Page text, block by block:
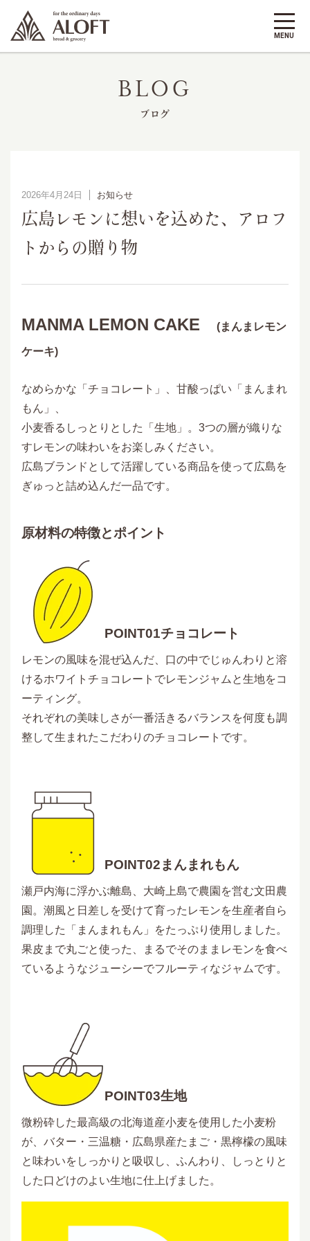
BLOG
ブログ
2026年4月24日 お知らせ
広島レモンに想いを込めた、アロフ
トからの贈り物
MANMA LEMON CAKE (まんまレモン
ケーキ)
なめらかな「チョコレート」、甘酸っぱい「まんまれ
もん」、
小麦香るしっとりとした「生地」。3つの層が織りな
すレモンの味わいをお楽しみください。
広島ブランドとして活躍している商品を使って広島を
ぎゅっと詰め込んだ一品です。
原材料の特徴とポイント
POINT01チョコレート
レモンの風味を混ぜ込んだ、口の中でじゅんわりと溶
けるホワイトチョコレートでレモンジャムと生地をコ
ーティング。
それぞれの美味しさが一番活きるバランスを何度も調
整して生まれたこだわりのチョコレートです。
POINT02まんまれもん
瀬戸内海に浮かぶ離島、大崎上島で農園を営む文田農
園。潮風と日差しを受けて育ったレモンを生産者自ら
調理した「まんまれもん」をたっぷり使用しました。
果皮まで丸ごと使った、まるでそのままレモンを食べ
ているようなジューシーでフルーティなジャムです。
POINT03生地
微粉砕した最高級の北海道産小麦を使用した小麦粉
が、バター・三温糖・広島県産たまご・黒檸檬の風味
と味わいをしっかりと吸収し、ふんわり、しっとりと
した口どけのよい生地に仕上げました。